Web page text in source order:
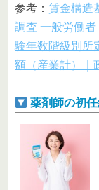
参考： 賃金構造
調査 一般労働
験年数階級別所
額（産業計）｜
薬剤師の初